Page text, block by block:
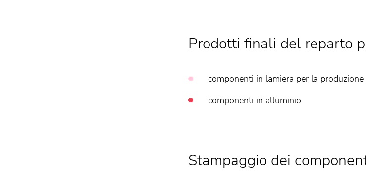
Prodotti finali del reparto
componenti in lamiera per la
componenti in alluminio
Stampaggio dei